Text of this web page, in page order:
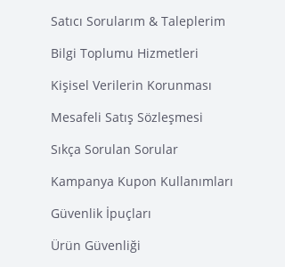
Satıcı Sorularım & Taleplerim
Bilgi Toplumu Hizmetleri
Kişisel Verilerin Korunması
Mesafeli Satış Sözleşmesi
Sıkça Sorulan Sorular
Kampanya Kupon Kullanımları
Güvenlik İpuçları
Ürün Güvenliği